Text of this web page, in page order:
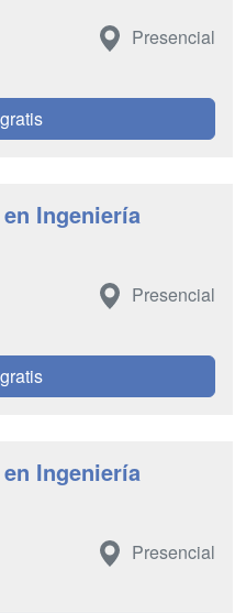
Presencial
Ingeniería
Presencial
Ingeniería
Presencial